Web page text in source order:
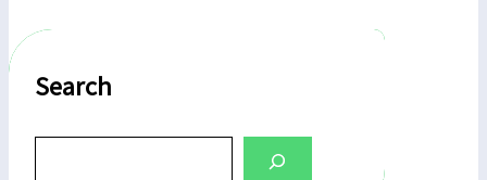
Search